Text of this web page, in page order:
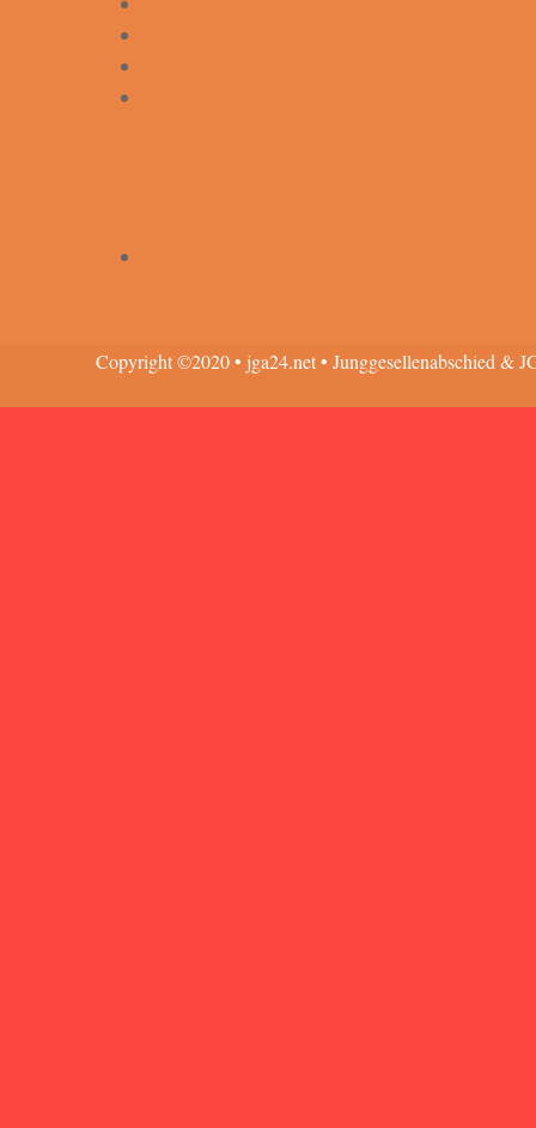
Copyright ©2020 • jga24.net • Junggesellenabschied &